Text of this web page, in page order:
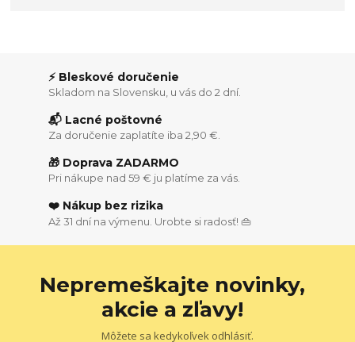
⚡ Bleskové doručenie
Skladom na Slovensku, u vás do 2 dní.
📬 Lacné poštovné
Za doručenie zaplatíte iba 2,90 €.
🎁 Doprava ZADARMO
Pri nákupe nad 59 € ju platíme za vás.
❤️ Nákup bez rizika
Až 31 dní na výmenu. Urobte si radosť! 👜
Nepremeškajte novinky,
akcie a zľavy!
Môžete sa kedykoľvek odhlásiť.